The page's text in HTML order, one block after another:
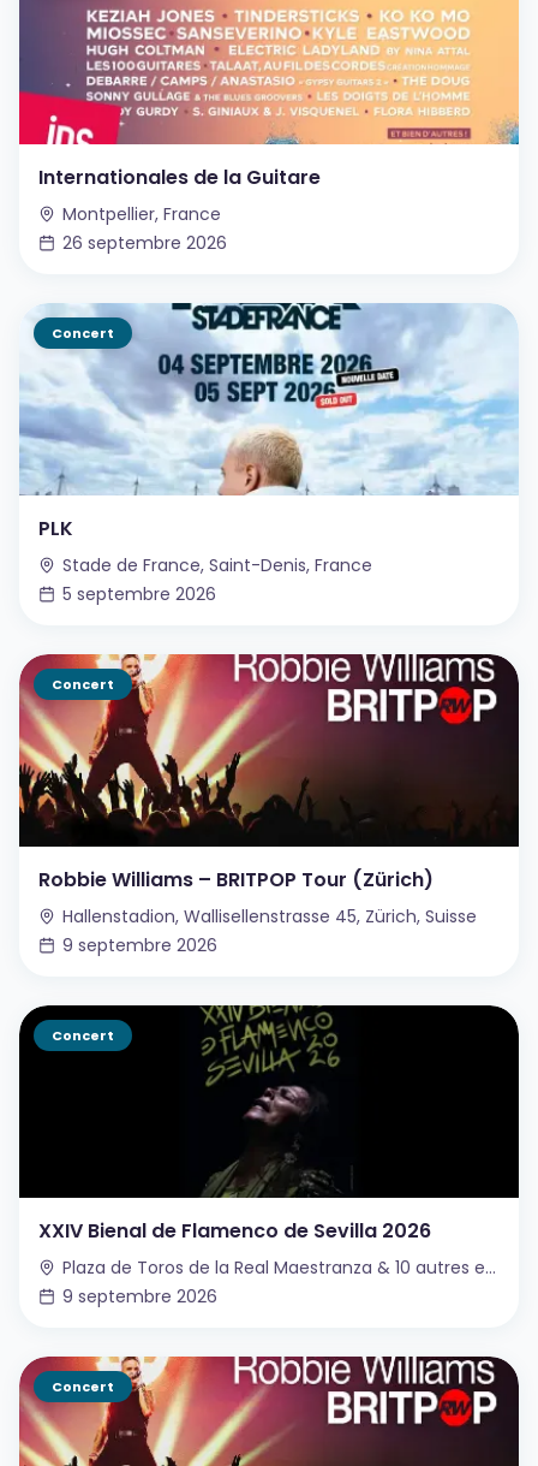
Internationales de la Guitare
Montpellier, France
26 septembre 2026
Concert
PLK
Stade de France, Saint-Denis, France
5 septembre 2026
Concert
Robbie Williams – BRITPOP Tour (Zürich)
Hallenstadion, Wallisellenstrasse 45, Zürich, Suisse
9 septembre 2026
Concert
XXIV Bienal de Flamenco de Sevilla 2026
Plaza de Toros de la Real Maestranza & 10 autres espaces, Séville, Espagne
9 septembre 2026
Concert